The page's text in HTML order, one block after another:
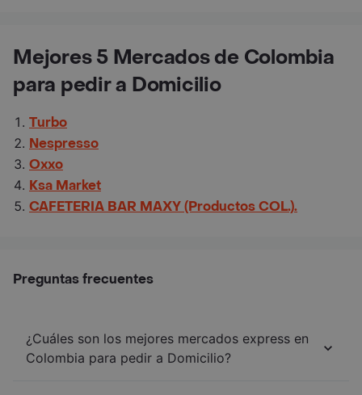
Mejores 5 Mercados de Colombia
para pedir a Domicilio
Turbo
Nespresso
Oxxo
Ksa Market
CAFETERIA BAR MAXY (Productos COL.).
Preguntas frecuentes
¿Cuáles son los mejores mercados express en
Colombia para pedir a Domicilio?